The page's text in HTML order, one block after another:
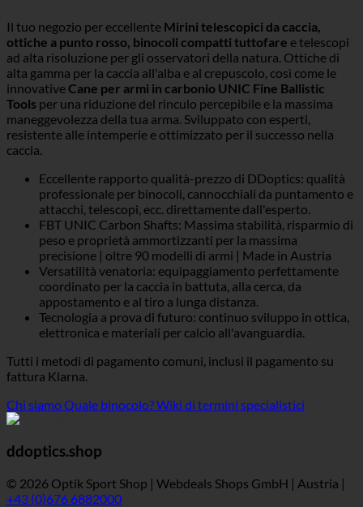
Il tuo negozio per eccellente Mirini telescopici da caccia,
ottiche a punto rosso, binocoli compatti tuttofare e telescopi
ad alta risoluzione per gli osservatori della natura. Ottiche di
alta gamma per la caccia all'alba e al crepuscolo, così come le
innovativeCane per armi in carbonio UNIC Fine Ballistic
Tools per una riduzione del rinculo percepibile e la massima
maneggevolezza della tua arma. Sviluppato con esperti,
resistente alle intemperie e ottimizzato per il successo nella
caccia.
Eccellente rapporto qualità-prezzo di DDoptics: qualità
professionale per binocoli, cannocchiali da puntamento e
attacchi, telescopi, ecc. direttamente dall'esperto.
FBT UNIC Carbon Shafts: Massima stabilità, risparmio di
peso e proprietà ammortizzanti per la massima
precisione | oltre 90 modelli di armi | Made in Austria
Versatilità venatoria: equipaggiamento perfettamente
coordinato per la caccia in battuta, alla cerca, da
appostamento e al tiro a lunga distanza.
Tecnologia a prova di futuro: continuo sviluppo in ottica,
elettronica e materiali per calcio all'avanguardia.
Tutti i metodi di pagamento comuni, inclusi il pagamento su
fattura Klarna.
Chi siamoQuale binocolo?Wiki di termini specialistici
ddoptics.shop
© 2026 Optik Sport Shop | Webdeals Shops GmbH | Austria |
+43 (0)676 6882000